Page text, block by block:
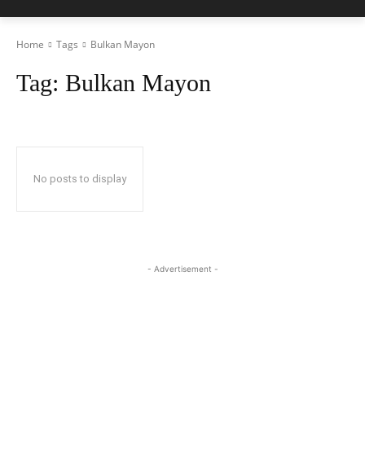
Home Tags Bulkan Mayon
Tag: Bulkan Mayon
No posts to display
- Advertisement -